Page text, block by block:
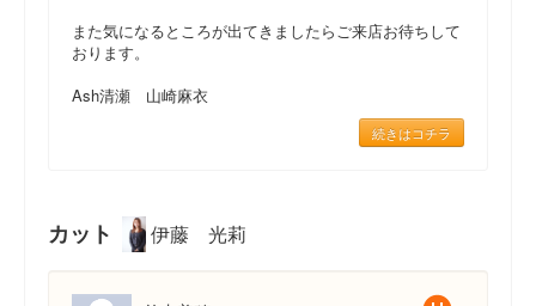
また気になるところが出てきましたらご来店お待ちして
おります。
Ash清瀬 山崎麻衣
続きはコチラ
カット 伊藤 光莉